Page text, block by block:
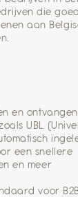
die
aan
en
UBL
een snellere
en meer
voor